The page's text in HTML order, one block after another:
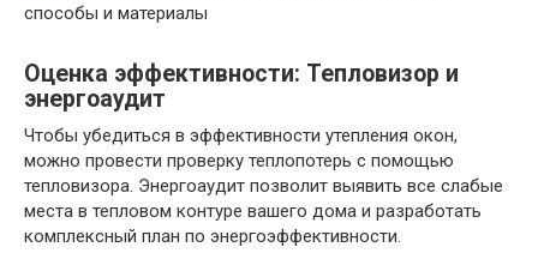
Оценка эффективности: Тепловизор и
энергоаудит
Чтобы убедиться в эффективности утепления окон,
можно провести проверку теплопотерь с помощью
тепловизора. Энергоаудит позволит выявить все слабые
места в тепловом контуре вашего дома и разработать
комплексный план по энергоэффективности.